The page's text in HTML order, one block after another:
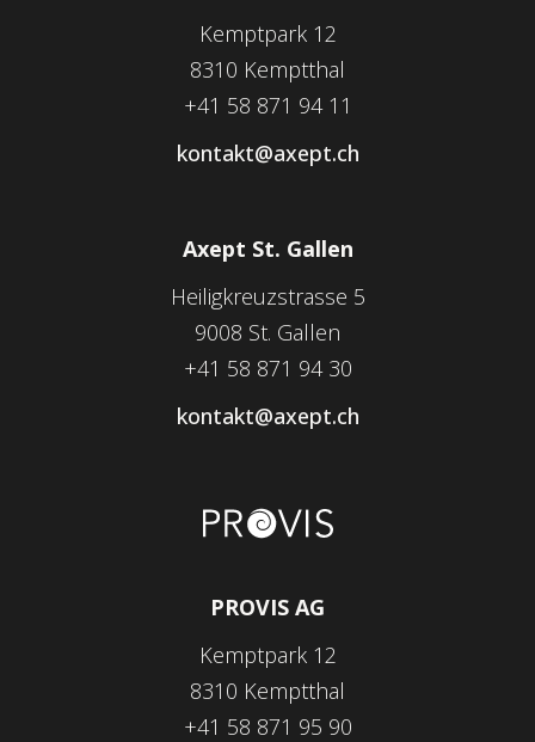
Kemptpark 12
8310 Kemptthal
+41 58 871 94 11
kontakt@axept.ch
Axept St. Gallen
Heiligkreuzstrasse 5
9008 St. Gallen
+41 58 871 94 30
kontakt@axept.ch
PROVIS AG
Kemptpark 12
8310 Kemptthal
+41 58 871 95 90